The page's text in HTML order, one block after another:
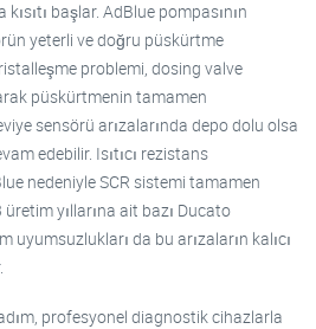
başlar. AdBlue pompasının
yeterli ve doğru püskürtme
problemi, dosing valve
püskürtmenin tamamen
sensörü arızalarında depo dolu olsa
edebilir. Isıtıcı rezistans
nedeniyle SCR sistemi tamamen
üretim yıllarına ait bazı Ducato
uyumsuzlukları da bu arızaların kalıcı
profesyonel diagnostik cihazlarla